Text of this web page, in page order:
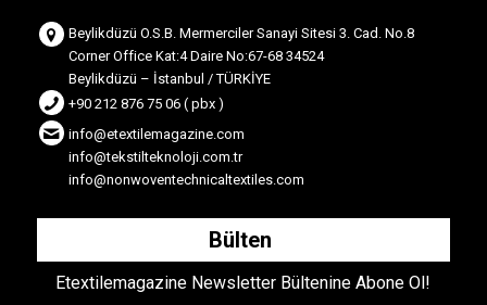
Beylikdüzü O.S.B. Mermerciler Sanayi Sitesi 3. Cad. No.8
Corner Office Kat:4 Daire No:67-68 34524
Beylikdüzü – İstanbul / TÜRKİYE
+90 212 876 75 06 ( pbx )
info@etextilemagazine.com
info@tekstilteknoloji.com.tr
info@nonwoventechnicaltextiles.com
Bülten
Etextilemagazine Newsletter Bültenine Abone Ol!